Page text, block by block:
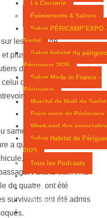
La Causerie
Événements & Salons
Salon PÉRICAMP’EXPO
Sarlat
Salon habitat du
Périgueux 2026
Salon Made in France –
Périgueux
Marché de Noël de Sarlat
Foire expo de Périgueux
Week-end des
Salon Habitat de
2025
Tous les Podcasts
Municipales 2026
Jeux
Partenaires
les routes de
plusieurs blessés. En
dans le département
de l’année
une hausse de
samedi 30 novembre,
a quitté la route sur la
entraînant la mort
d’une troisième
de quatre, ont été
survivants ont été admis